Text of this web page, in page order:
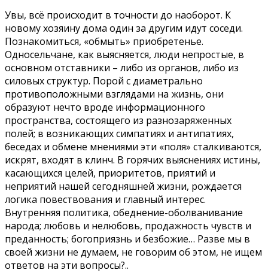
Увы, всё происходит в точности до наоборот. К
новому хозяину дома один за другим идут соседи.
Познакомиться, «обмыть» приобретенье.
Односельчане, как выясняется, люди непростые, в
основном отставники – либо из органов, либо из
силовых структур. Порой с диаметрально
противоположными взглядами на жизнь, они
образуют нечто вроде информационного
пространства, состоящего из разнозаряженных
полей; в возникающих симпатиях и антипатиях,
беседах и обмене мнениями эти «поля» сталкиваются,
искрят, входят в клинч. В горячих выяснениях истины,
касающихся целей, приоритетов, приятий и
неприятий нашей сегодняшней жизни, рождается
логика повествования и главный интерес.
Внутренняя политика, обеднение-оболванивание
народа; любовь и нелюбовь, продажность чувств и
преданность; богоприязнь и безбожие… Разве мы в
своей жизни не думаем, не говорим об этом, не ищем
ответов на эти вопросы?..